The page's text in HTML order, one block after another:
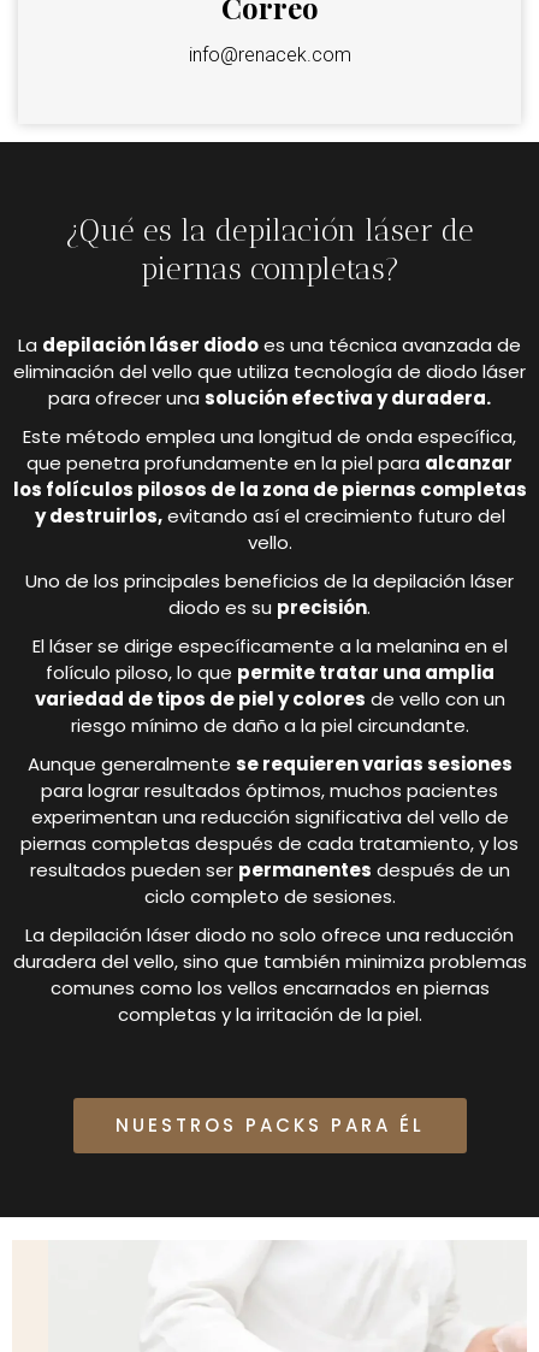
info@renacek.com
¿Qué es la depilación láser de
piernas completas?
La depilación láser diodoes una técnica avanzada de
eliminación del vello que utiliza tecnología de diodo láser
para ofrecer una solución efectiva y duradera.
Este método emplea una longitud de onda específica,
que penetra profundamente en la piel para alcanzar
los folículos pilosos de la zona de piernas completas
y destruirlos,evitando así el crecimiento futuro del
vello.
Uno de los principales beneficios de la depilación láser
diodo es su precisión.
El láser se dirige específicamente a la melanina en el
folículo piloso, lo que permite tratar una amplia
variedad de tipos de piel y colores de vello con un
riesgo mínimo de daño a la piel circundante.
Aunque generalmente se requieren varias sesiones
para lograr resultados óptimos, muchos pacientes
experimentan una reducción significativa del vello de
piernas completas después de cada tratamiento, y los
resultados pueden ser permanentes después de un
ciclo completo de sesiones.
La depilación láser diodo no solo ofrece una reducción
duradera del vello, sino que también minimiza problemas
comunes como los vellos encarnados en piernas
completas y la irritación de la piel.
NUESTROS PACKS PARA ÉL